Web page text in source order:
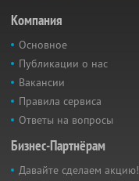
Компания
Основное
Публикации о нас
Вакансии
Правила сервиса
Ответы на вопросы
Бизнес-Партнёрам
Давайте сделаем акцию!